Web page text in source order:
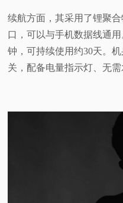
续航方面，其采用了锂聚
口，可以与手机数据线通
钟，可持续使用约30天。
关，配备电量指示灯、无需